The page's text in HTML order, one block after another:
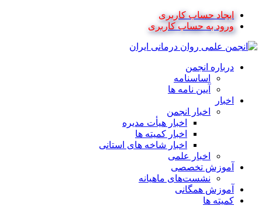
ایجاد حساب کاربری
ورود به حساب کاربری
درباره انجمن
اساسنامه
آیین نامه ها
اخبار
اخبار انجمن
اخبار هیأت مدیره
اخبار کمیته ها
اخبار شاخه های استانی
اخبار علمی
آموزش تخصصی
نشست‌های ماهیانه
آموزش همگانی
کمیته ها